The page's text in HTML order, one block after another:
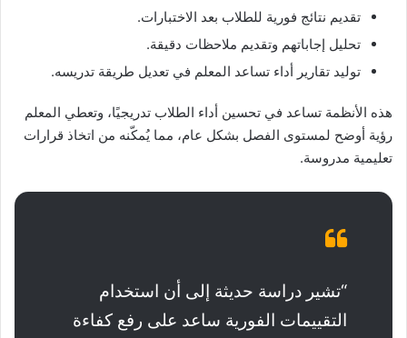
تقديم نتائج فورية للطلاب بعد الاختبارات.
تحليل إجاباتهم وتقديم ملاحظات دقيقة.
توليد تقارير أداء تساعد المعلم في تعديل طريقة تدريسه.
هذه الأنظمة تساعد في تحسين أداء الطلاب تدريجيًا، وتعطي المعلم
رؤية أوضح لمستوى الفصل بشكل عام، مما يُمكّنه من اتخاذ قرارات
تعليمية مدروسة.
“تشير دراسة حديثة إلى أن استخدام
التقييمات الفورية ساعد على رفع كفاءة